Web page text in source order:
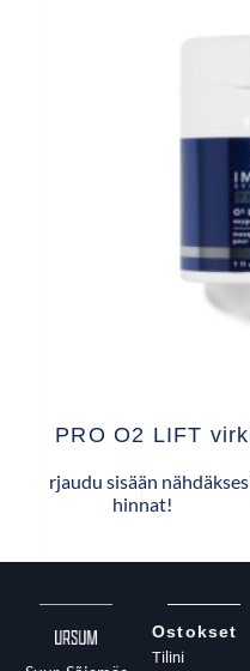
PRO O2 LIFT
Kirjaudu sisään
hinnat!
Ostokset
Tilini